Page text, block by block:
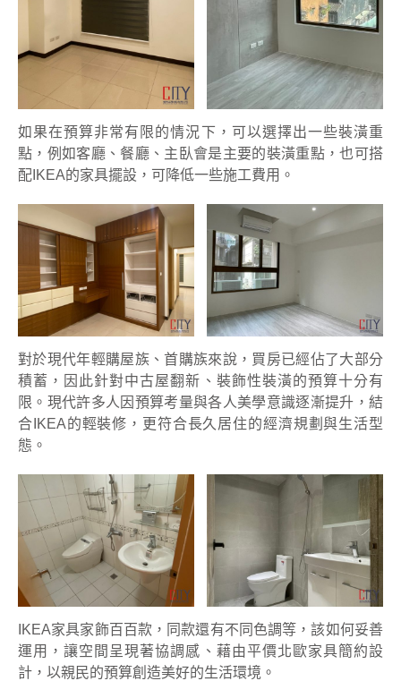
如果在預算非常有限的情況下，可以選擇出一些裝潢重
點，例如客廳、餐廳、主臥會是主要的裝潢重點，也可搭
配IKEA的家具擺設，可降低一些施工費用。
對於現代年輕購屋族、首購族來說，買房已經佔了大部分
積蓄，因此針對中古屋翻新、裝飾性裝潢的預算十分有
限。現代許多人因預算考量與各人美學意識逐漸提升，結
合IKEA的輕裝修，更符合長久居住的經濟規劃與生活型
態。
IKEA家具家飾百百款，同款還有不同色調等，該如何妥善
運用，讓空間呈現著協調感、藉由平價北歐家具簡約設
計，以親民的預算創造美好的生活環境。